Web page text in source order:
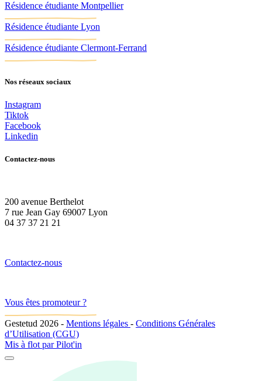
Résidence étudiante Montpellier
Résidence étudiante Lyon
Résidence étudiante Clermont-Ferrand
Nos réseaux sociaux
Instagram
Tiktok
Facebook
Linkedin
Contactez-nous
200 avenue Berthelot
7 rue Jean Gay 69007 Lyon
04 37 37 21 21
Contactez-nous
Vous êtes promoteur ?
Gestetud 2026 - Mentions légales - Conditions Générales
d’Utilisation (CGU)
Mis à flot parPilot'in